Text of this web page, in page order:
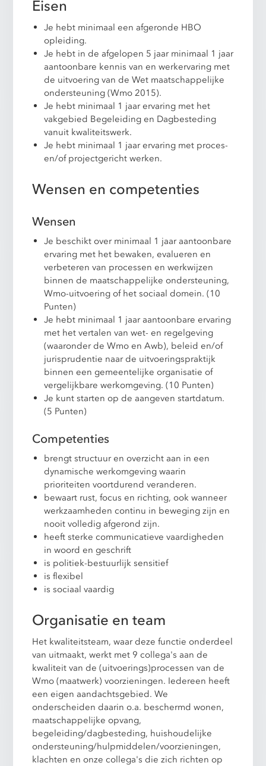
Eisen
Je hebt minimaal een afgeronde HBO
opleiding.
Je hebt in de afgelopen 5 jaar minimaal 1 jaar
aantoonbare kennis van en werkervaring met
de uitvoering van de Wet maatschappelijke
ondersteuning (Wmo 2015).
Je hebt minimaal 1 jaar ervaring met het
vakgebied Begeleiding en Dagbesteding
vanuit kwaliteitswerk.
Je hebt minimaal 1 jaar ervaring met proces-
en/of projectgericht werken.
Wensen en competenties
Wensen
Je beschikt over minimaal 1 jaar aantoonbare
ervaring met het bewaken, evalueren en
verbeteren van processen en werkwijzen
binnen de maatschappelijke ondersteuning,
Wmo-uitvoering of het sociaal domein. (10
Punten)
Je hebt minimaal 1 jaar aantoonbare ervaring
met het vertalen van wet- en regelgeving
(waaronder de Wmo en Awb), beleid en/of
jurisprudentie naar de uitvoeringspraktijk
binnen een gemeentelijke organisatie of
vergelijkbare werkomgeving. (10 Punten)
Je kunt starten op de aangeven startdatum.
(5 Punten)
Competenties
brengt structuur en overzicht aan in een
dynamische werkomgeving waarin
prioriteiten voortdurend veranderen.
bewaart rust, focus en richting, ook wanneer
werkzaamheden continu in beweging zijn en
nooit volledig afgerond zijn.
heeft sterke communicatieve vaardigheden
in woord en geschrift
is politiek-bestuurlijk sensitief
is flexibel
is sociaal vaardig
Organisatie en team
Het kwaliteitsteam, waar deze functie onderdeel
van uitmaakt, werkt met 9 collega's aan de
kwaliteit van de (uitvoerings)processen van de
Wmo (maatwerk) voorzieningen. Iedereen heeft
een eigen aandachtsgebied. We
onderscheiden daarin o.a. beschermd wonen,
maatschappelijke opvang,
begeleiding/dagbesteding, huishoudelijke
ondersteuning/hulpmiddelen/voorzieningen,
klachten en onze collega's die zich richten op